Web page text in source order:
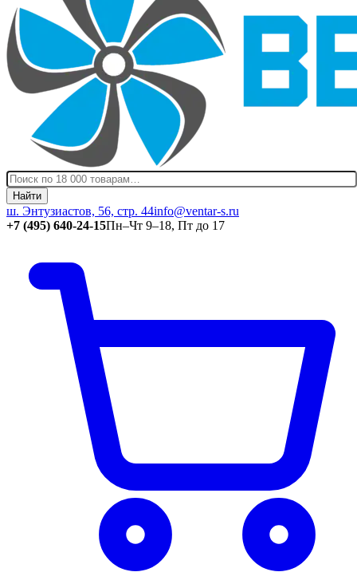
Найти
ш. Энтузиастов, 56, стр. 44info@ventar-s.ru
+7 (495) 640-24-15Пн–Чт 9–18, Пт до 17